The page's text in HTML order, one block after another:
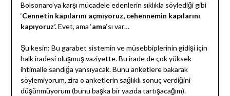
Bolsonaro’ya karşı mücadele edenlerin sıklıkla söylediği gibi
‘Cennetin kapılarını açmıyoruz, cehennemin kapılarını
kapıyoruz’.Evet, ama ‘ama‘sı var…
Şu kesin: Bu garabet sistemin ve müsebbiplerinin gidişi için
halk iradesi oluşmuş vaziyette. Bu irade de çok yüksek
ihtimalle sandığa yansıyacak. Bunu anketlere bakarak
söylemiyorum, zira o anketlerin sağlıklı sonuç verdiğini
düşünmüyorum (bunu başka bir yazıda tartışacağım).